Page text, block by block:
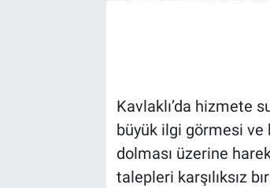
Kavlaklı’da hizmete
büyük ilgi görmesi ve
dolması üzerine
talepleri karşılıksız